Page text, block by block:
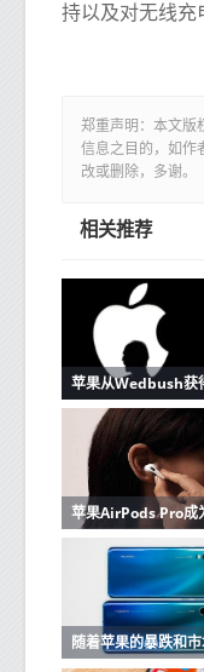
持以及对无线充
郑重声明：本文版
信息之目的，如作
改或删除，多谢。
相关推荐